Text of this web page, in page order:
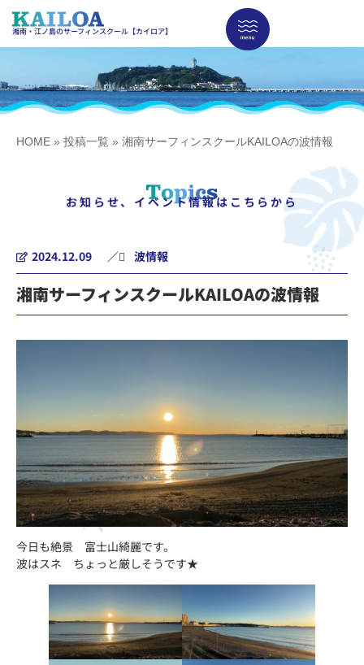
湘南・江ノ島のサーフィンスクール【カイロア】
HOME » 投稿一覧 » 湘南サーフィンスクールKAILOAの波情報
お知らせ、イベント情報はこちらから
2024.12.09 ／ 波情報
湘南サーフィンスクールKAILOAの波情報
今日も絶景 富士山綺麗です。
波はスネ ちょっと厳しそうです★